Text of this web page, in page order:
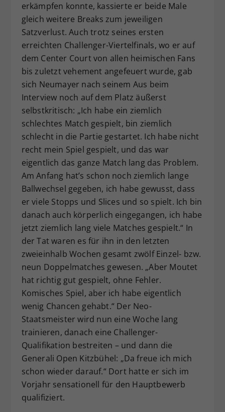
erkämpfen konnte, kassierte er beide Male
gleich weitere Breaks zum jeweiligen
Satzverlust. Auch trotz seines ersten
erreichten Challenger-Viertelfinals, wo er auf
dem Center Court von allen heimischen Fans
bis zuletzt vehement angefeuert wurde, gab
sich Neumayer nach seinem Aus beim
Interview noch auf dem Platz äußerst
selbstkritisch: „Ich habe ein ziemlich
schlechtes Match gespielt, bin ziemlich
schlecht in die Partie gestartet. Ich habe nicht
recht mein Spiel gespielt, und das war
eigentlich das ganze Match lang das Problem.
Am Anfang hat’s schon noch ziemlich lange
Ballwechsel gegeben, ich habe gewusst, dass
er viele Stopps und Slices und so spielt. Ich bin
danach auch körperlich eingegangen, ich habe
jetzt ziemlich lang viele Matches gespielt.“ In
der Tat waren es für ihn in den letzten
zweieinhalb Wochen gesamt zwölf Einzel- bzw.
neun Doppelmatches gewesen. „Aber Moutet
hat richtig gut gespielt, ohne Fehler.
Komisches Spiel, aber ich habe eigentlich
wenig Chancen gehabt.“ Der Neo-
Staatsmeister wird nun eine Woche lang
trainieren, danach eine Challenger-
Qualifikation bestreiten – und dann die
Generali Open Kitzbühel: „Da freue ich mich
schon wieder darauf.“ Dort hatte er sich im
Vorjahr sensationell für den Hauptbewerb
qualifiziert.